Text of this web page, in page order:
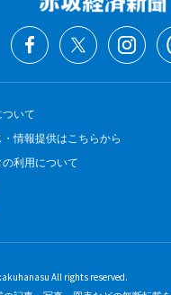
いて
情報提供はこちらから
利用について
All rights reserved.